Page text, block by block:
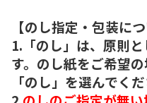
【のし指定・包装につ
1.「のし」は、原則
す。のし紙をご希望
「のし」を選んでくだ